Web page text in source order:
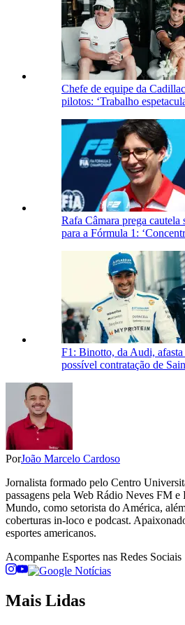
Chefe de equipe da
pilotos: ‘Trabalho
Rafa Câmara prega cautela
para a Fórmula 1:
F1: Binotto, da Audi, afasta
possível contratação de
PorJoão Marcelo Cardoso
Jornalista formado pelo Centro
passagens pela Web Rádio Neves FM
Mundo, como setorista do América,
coberturas in-loco e podcast.
esportes americanos.
Acompanhe Esportes nas Redes Sociais
Mais Lidas